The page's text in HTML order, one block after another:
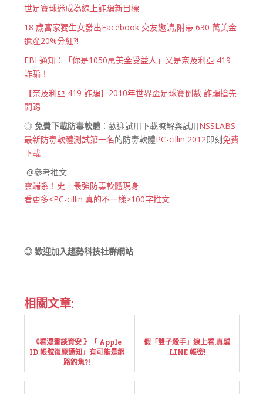
世足賽球迷成為線上詐騙新目標
18 歲富家獨生女發出Facebook 交友邀請,附帶 630 萬美金
遺產20%分紅?!
FBI 通知：「你是1050萬美金受益人」又是奈及利亞 419
詐騙！
【奈及利亞 419 詐騙】2010年世界盃足球賽倒數 詐騙搶先
開踢
◎ 免費下載防毒軟體 ：歡迎試用下載瞭解與試用NSSLABS
最新防毒軟體測試第一名的防毒軟體PC-cillin 2012即刻免費
下載
@參考推文
雲端系！史上最強防毒軟體現身
看更多<PC-cillin 真的不一樣>100字推文
◎ 歡迎加入趨勢科技社群網站
相關文章:
《看漫畫談資安 》「 Apple
ID 帳號復原通知」有可能是網
路釣魚?!
假「雙子殺手」線上看,真騙
LINE 帳密!